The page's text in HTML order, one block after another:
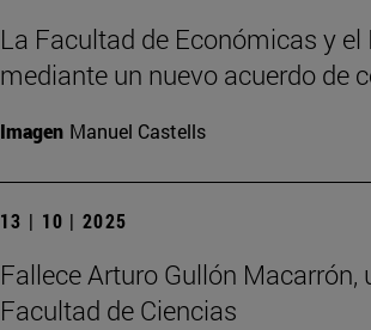
La Facultad de Económicas y
mediante un nuevo acuerdo de
Imagen Manuel Castells
13 | 10 | 2025
Fallece Arturo Gullón Macarrón,
Facultad de Ciencias